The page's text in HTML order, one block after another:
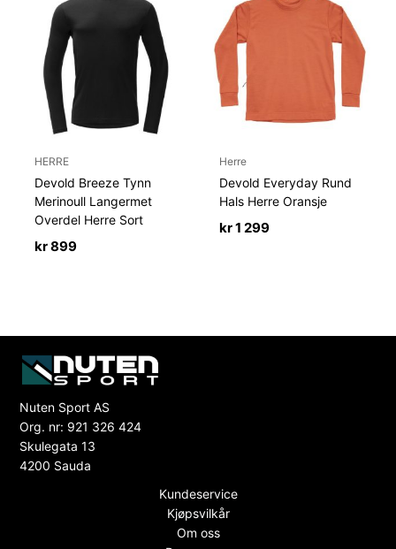
HERRE
Devold Breeze Tynn
Merinoull Langermet
Overdel Herre Sort
kr899
Herre
Devold Everyday Rund
Hals Herre Oransje
kr1 299
Nuten Sport AS
Org. nr: 921 326 424
Skulegata 13
4200 Sauda
Kundeservice
Kjøpsvilkår
Om oss